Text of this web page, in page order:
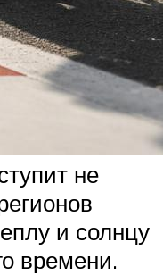
не
и солнцу
времени.